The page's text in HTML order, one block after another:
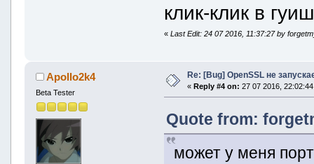
клик-клик в
«Last Edit: 24 07 2016, 11:37:27 by
Apollo2k4
Beta Tester
Re: [Bug] OpenSSL не
« Reply #4 on: 27 07 2016,
Quote from:
может у меня